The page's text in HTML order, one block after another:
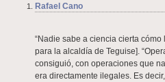
Rafael Cano
“Nadie sabe a ciencia cierta
para la alcaldía de Teguise].
consiguió, con operaciones que
era directamente ilegales. Es